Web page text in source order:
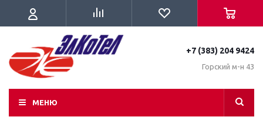
+7 (383) 204 9424
Горский м-н 43
МЕНЮ